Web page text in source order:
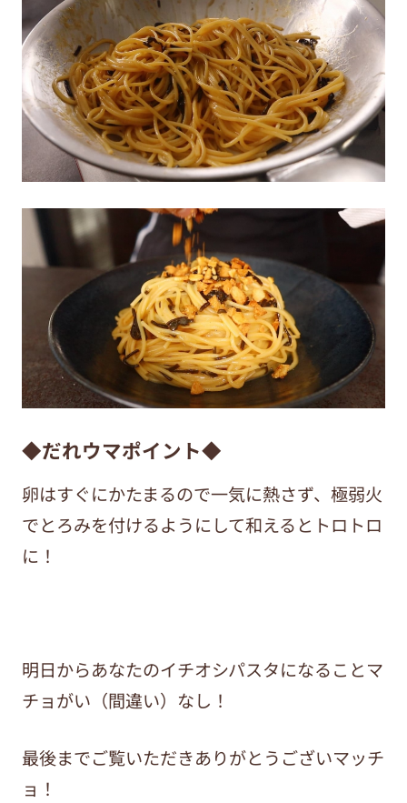
◆だれウマポイント◆
卵はすぐにかたまるので一気に熱さず、極弱火
でとろみを付けるようにして和えるとトロトロ
に！
明日からあなたのイチオシパスタになることマ
チョがい（間違い）なし！
最後までご覧いただきありがとうございマッチ
ョ！